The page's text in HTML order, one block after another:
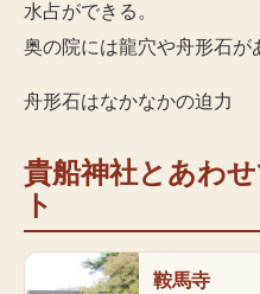
水占ができる。
奥の院には龍穴や舟形石が
舟形石はなかなかの迫力
貴船神社とあわ
ト
鞍馬寺